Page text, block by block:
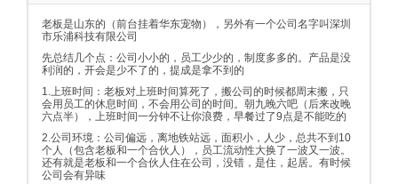
老板是山东的（前台挂着华东宠物），另外有一个公司名字叫深圳
市乐浦科技有限公司
先总结几个点：公司小小的，员工少少的，制度多多的。产品是没
利润的，开会是少不了的，提成是拿不到的
1.上班时间：老板对上班时间算死了，搬公司的时候都周末搬，只
会用员工的休息时间，不会用公司的时间。朝九晚六吧（后来改晚
六点半），上班时间一分钟不让你浪费，早餐过了9点是不能吃的
2.公司环境：公司偏远，离地铁站远，面积小，人少，总共不到10
个人（包含老板和一个合伙人），员工流动性大换了一波又一波。
还有就是老板和一个合伙人住在公司，没错，是住，起居。有时候
公司会有异味